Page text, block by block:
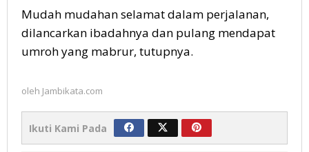
Mudah mudahan selamat dalam perjalanan,
dilancarkan ibadahnya dan pulang mendapat
umroh yang mabrur, tutupnya.
oleh Jambikata.com
Ikuti Kami Pada